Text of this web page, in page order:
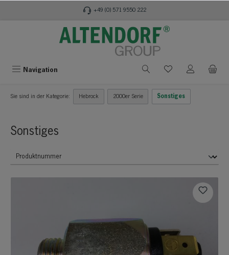
+49 (0) 571 9550 222
Navigation
Sie sind in der Kategorie: Hebrock 2000er Serie Sonstiges
Sonstiges